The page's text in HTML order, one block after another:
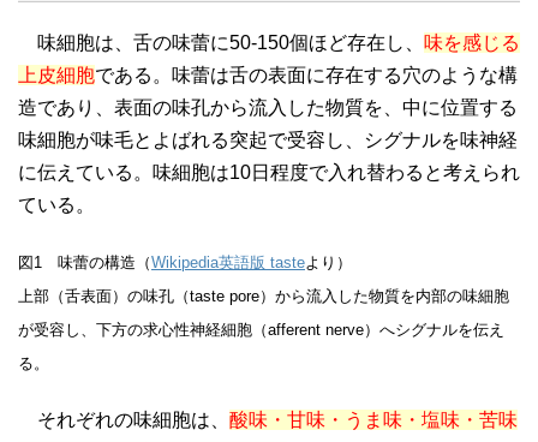
味細胞は、舌の味蕾に50-150個ほど存在し、 味を感じる
上皮細胞である。味蕾は舌の表面に存在する穴のような構
造であり、表面の味孔から流入した物質を、中に位置する
味細胞が味毛とよばれる突起で受容し、シグナルを味神経
に伝えている。味細胞は10日程度で入れ替わると考えられ
ている。
図1 味蕾の構造（Wikipedia英語版 tasteより）
上部（舌表面）の味孔（taste pore）から流入した物質を内部の味細胞
が受容し、下方の求心性神経細胞（afferent nerve）へシグナルを伝え
る。
それぞれの味細胞は、 酸味・甘味・うま味・塩味・苦味